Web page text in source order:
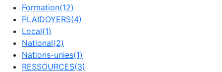
Formation(12)
PLAIDOYERS(4)
Local(1)
National(2)
Nations-unies(1)
RESSOURCES(3)